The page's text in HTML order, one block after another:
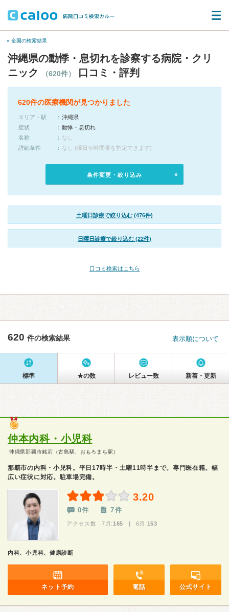
« 全国の検索結果
沖縄県の動悸・息切れを診察する病院・クリ
ニック
（620件） 口コミ・評判
620件の医療機関が見つかりました
エリア・駅
沖縄県
症状
動悸・息切れ
名称
なし
詳細条件
なし (曜日や時間帯を指定できます)
条件変更・絞り込み
土曜日診療で絞り込む (476件)
日曜日診療で絞り込む (22件)
口コミ検索はこちら
620 件の検索結果 表示順について
標準 ★の数 レビュー数 新着・更新
仲本内科・小児科
沖縄県那覇市銘苅（古島駅、おもろまち駅）
那覇市の内科・小児科。平日17時半・土曜11時半まで。専門医在籍。幅
広い症状に対応。駐車場完備。
3.20
0件 7件
アクセス数 7月: 165 | 6月: 153
内科、小児科、健康診断
ネット予約 電話 公式サイト